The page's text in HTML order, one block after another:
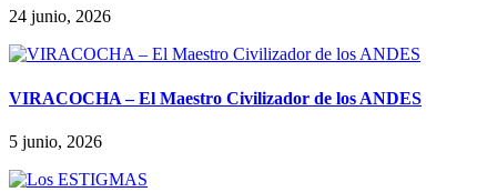
24 junio, 2026
VIRACOCHA – El Maestro Civilizador de los ANDES
5 junio, 2026